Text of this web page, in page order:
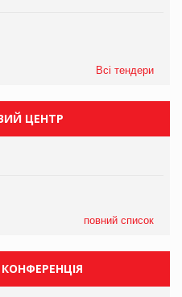
Всі тендери
ЦЕНТР
повний список